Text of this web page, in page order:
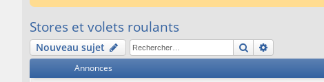
Stores et volets roulants
Nouveau sujet Rechercher
Annonces